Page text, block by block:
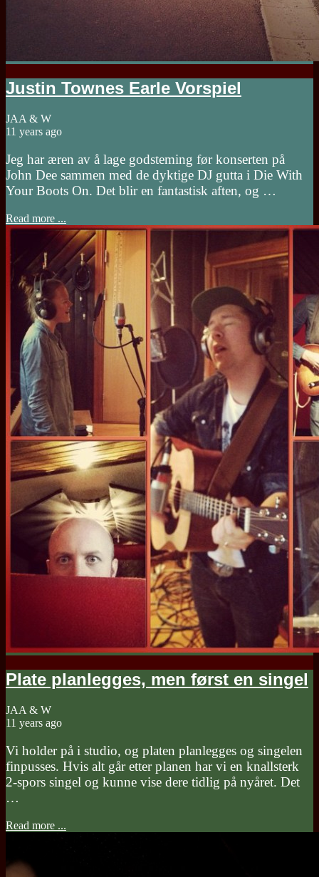
Justin Townes Earle Vorspiel
JAA & W
11 years ago
Jeg har æren av å lage godsteming før konserten på
John Dee sammen med de dyktige DJ gutta i Die With
Your Boots On. Det blir en fantastisk aften, og …
Read more ...
Plate planlegges, men først en singel
JAA & W
11 years ago
Vi holder på i studio, og platen planlegges og singelen
finpusses. Hvis alt går etter planen har vi en knallsterk
2-spors singel og kunne vise dere tidlig på nyåret. Det
…
Read more ...